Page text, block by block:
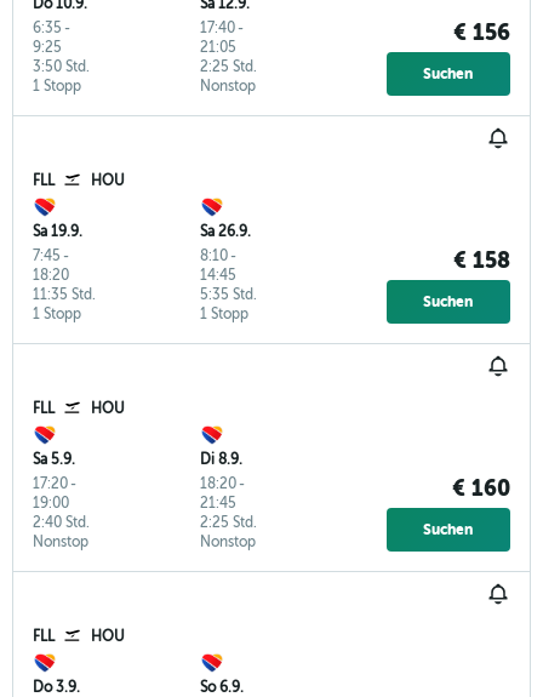
Do 10.9.
6:35 -
9:25
1 Stopp
3:50 Std.
Sa 12.9.
17:40-
21:05
Nonstop
2:25 Std.
€ 156
Suchen
FLL HOU
Sa 19.9.
7:45 -
18:20
1 Stopp
11:35 Std.
Sa 26.9.
8:10-
14:45
1 Stopp
5:35 Std.
€ 158
Suchen
FLL HOU
Sa 5.9.
17:20-
19:00
Nonstop
2:40 Std.
Di 8.9.
18:20-
21:45
Nonstop
2:25 Std.
€ 160
Suchen
FLL HOU
Do 3.9.
So 6.9.